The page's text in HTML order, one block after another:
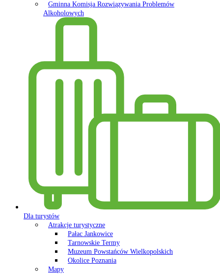
Gminna Komisja Rozwiązywania Problemów
Alkoholowych
Dla turystów
Atrakcje turystyczne
Pałac Jankowice
Tarnowskie Termy
Muzeum Powstańców Wielkopolskich
Okolice Poznania
Mapy